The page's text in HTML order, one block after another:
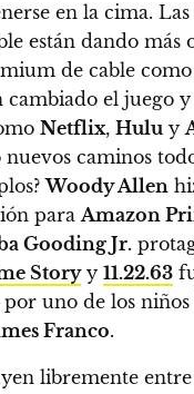
en la cima.
están dando más
de cable como
cambiado el juego
Netflix, Huluy
nuevos caminos
Woody Allen
paraAmazon
Gooding Jr.
Storyy 11.22.63
uno de los niños
Franco.
libremente entre